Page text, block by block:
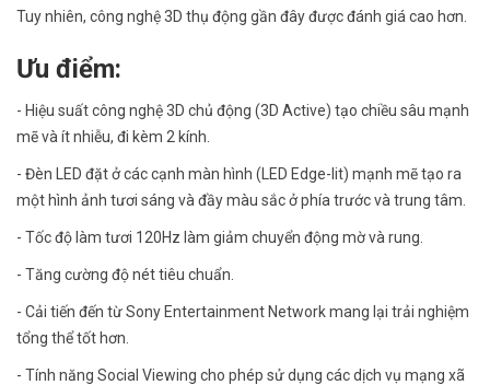
Tuy nhiên, công nghệ 3D thụ động gần đây được đánh giá cao hơn.
Ưu điểm:
- Hiệu suất công nghệ 3D chủ động (3D Active) tạo chiều sâu mạnh
mẽ và ít nhiễu, đi kèm 2 kính.
- Đèn LED đặt ở các cạnh màn hình (LED Edge-lit) mạnh mẽ tạo ra
một hình ảnh tươi sáng và đầy màu sắc ở phía trước và trung tâm.
- Tốc độ làm tươi 120Hz làm giảm chuyển động mờ và rung.
- Tăng cường độ nét tiêu chuẩn.
- Cải tiến đến từ Sony Entertainment Network mang lại trải nghiệm
tổng thể tốt hơn.
- Tính năng Social Viewing cho phép sử dụng các dịch vụ mạng xã